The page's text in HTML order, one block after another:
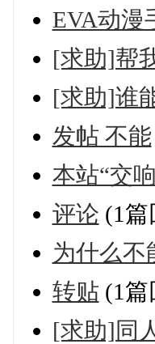
EVA动漫
[求助]帮
[求助]谁
发帖 不能
本站“交
评论 (1篇
为什么不
转贴 (1篇
[求助]同